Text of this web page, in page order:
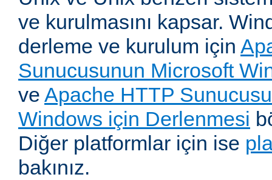
ve kurulmasını kapsar.
derleme ve kurulum için
Sunucusunun Microsoft
ve Apache HTTP
Windows için Derlenmesi
Diğer platformlar için ise
bakınız.